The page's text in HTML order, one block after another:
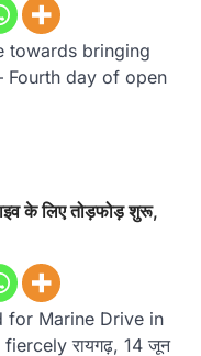
towards bringing
Fourth day of open
के लिए तोड़फोड़ शुरू,
for Marine Drive in
रायगढ़, 14 जून